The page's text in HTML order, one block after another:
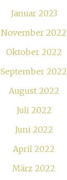
Januar 2023
November 2022
Oktober 2022
September 2022
August 2022
Juli 2022
Juni 2022
April 2022
März 2022